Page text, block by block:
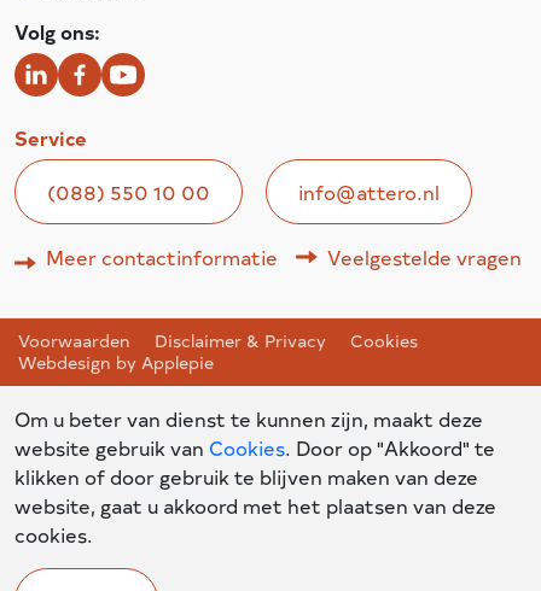
Volg ons:
Service
(088) 550 10 00 info@attero.nl
Meer contactinformatie Veelgestelde vragen
Voorwaarden Disclaimer & Privacy
Cookies
Webdesign by Applepie
Om u beter van dienst te kunnen zijn, maakt deze
website gebruik van Cookies. Door op "Akkoord" te
klikken of door gebruik te blijven maken van deze
website, gaat u akkoord met het plaatsen van deze
cookies.